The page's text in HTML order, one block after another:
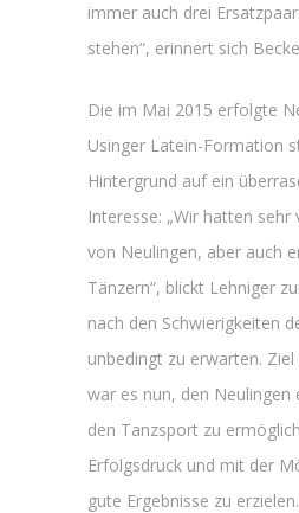
immer auch drei
stehen“, erinnert sich
Die im Mai 2015 erfolgte
Usinger Latein-Formation
Hintergrund auf ein
Interesse: „Wir hatten sehr
von Neulingen, aber auch
Tänzern“, blickt Lehniger
nach den Schwierigkeiten
unbedingt zu erwarten.
war es nun, den Neulingen
den Tanzsport zu
Erfolgsdruck und mit der
gute Ergebnisse zu